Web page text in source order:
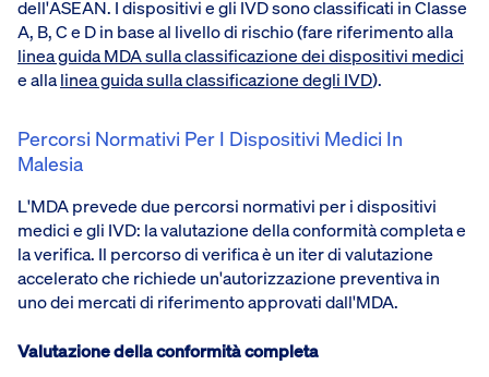
dell'ASEAN. I dispositivi e gli IVD sono classificati in Classe
A, B, C e D in base al livello di rischio (fare riferimento alla
linea guida MDA sulla classificazione dei dispositivi medici
e allalinea guida sulla classificazione degli IVD).
Percorsi Normativi Per I Dispositivi Medici In
Malesia
L'MDA prevede due percorsi normativi per i dispositivi
medici e gli IVD: la valutazione della conformità completa e
la verifica. Il percorso di verifica è un iter di valutazione
accelerato che richiede un'autorizzazione preventiva in
uno dei mercati di riferimento approvati dall'MDA.
Valutazione della conformità completa